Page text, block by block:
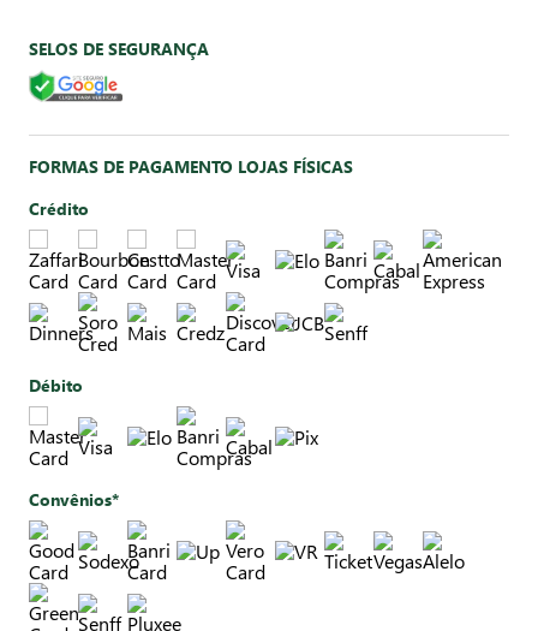
SELOS DE SEGURANÇA
FORMAS DE PAGAMENTO LOJAS FÍSICAS
Crédito
Débito
Convênios*